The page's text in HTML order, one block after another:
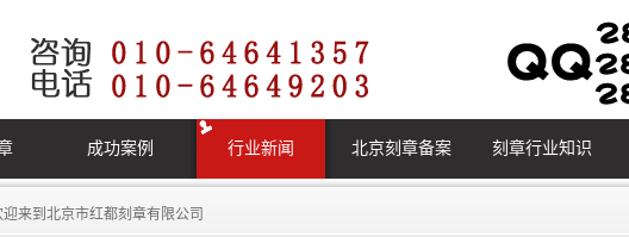
成功案例 行业新闻 北京刻章备案 刻章行业知识
迎来到 北京市红都刻章有限公司